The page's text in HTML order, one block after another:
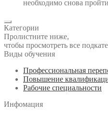
необходимо снова
Категории
Пролистните ниже,
чтобы просмотреть все
Виды обучения
Профессиональная
Повышение
Рабочие специальности
Инфомация